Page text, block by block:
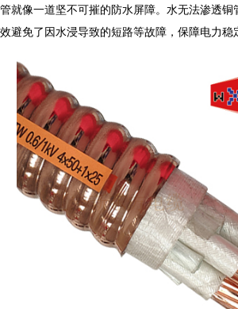
管就像一道坚不可摧的防水屏障。水无法渗透
效避免了因水浸导致的短路等故障，保障电力稳